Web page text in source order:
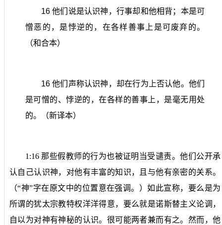
16他们说是认识神，行事却和他相背；本是可
憎恶的，是悖逆的，在各样善事上是可废弃的。
（和合本）
16他们声称认识神，却在行为上否认他。他们
是可憎的、悖逆的，在各样的善事上，是毫无用处
的。（新译本）
1:16 那些假教师的行为也被证明当受谴责。他们公开承
认自己认识神，对他有丰富的知识，且与他有亲密的关系。
（“神”字在原文中的位置意在强调。）如此宣称，要么是为
所谓的犹太宗教特权洋洋得意，要么就是诺斯替主义论调，
自以为对神有神秘的认识。很可能两者兼而有之。然而，他